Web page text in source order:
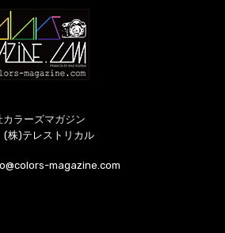
カラーズマガジン
株)テレストリカル
magazine.com